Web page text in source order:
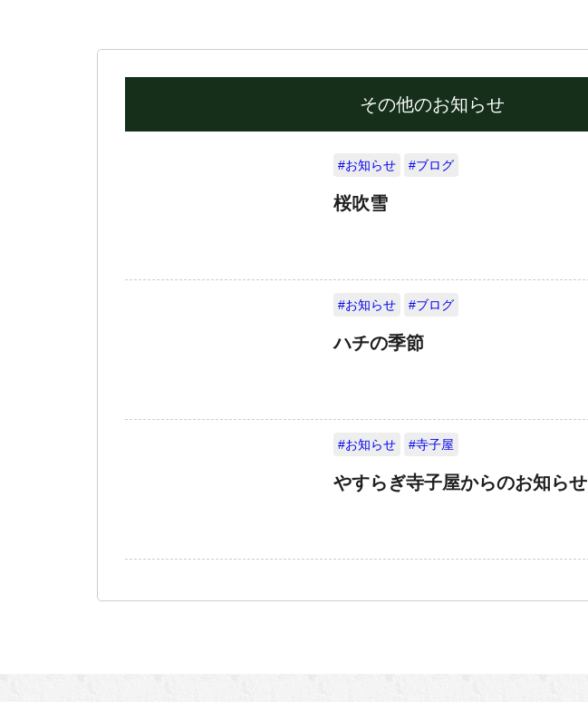
その他のお知らせ
#お知らせ #ブログ
桜吹雪
#お知らせ #ブログ
ハチの季節
#お知らせ #寺子屋
やすらぎ寺子屋からのお知らせ